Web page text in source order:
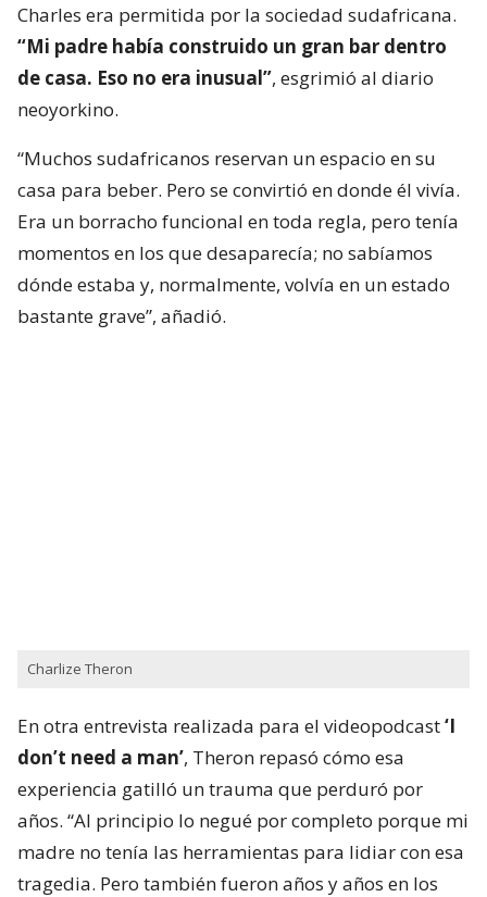
Charles era permitida por la sociedad sudafricana.
“Mi padre había construido un gran bar dentro
de casa. Eso no era inusual”, esgrimió al diario
neoyorkino.
“Muchos sudafricanos reservan un espacio en su
casa para beber. Pero se convirtió en donde él vivía.
Era un borracho funcional en toda regla, pero tenía
momentos en los que desaparecía; no sabíamos
dónde estaba y, normalmente, volvía en un estado
bastante grave”, añadió.
Charlize Theron
En otra entrevista realizada para el videopodcast‘I
don’t need a man’, Theron repasó cómo esa
experiencia gatilló un trauma que perduró por
años. “Al principio lo negué por completo porque mi
madre no tenía las herramientas para lidiar con esa
tragedia. Pero también fueron años y años en los